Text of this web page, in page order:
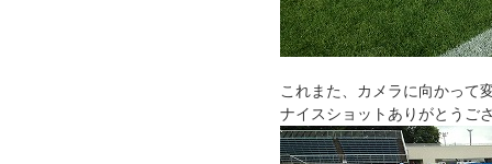
これまた、カメラに向かって
ナイスショットありがとうご